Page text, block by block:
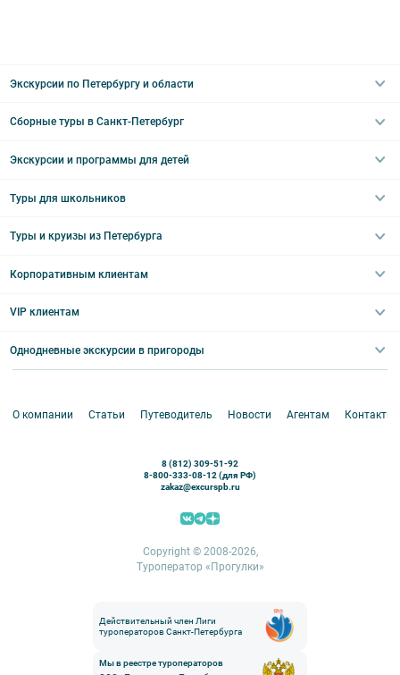
Экскурсии по Петербургу и области
Интерьерные
Ночные групповые экскурсии
Сборные туры в Санкт-Петербург
Туры в Санкт-Петербург на 2 дня
Туры на 5 дней
Экскурсии и программы для детей
Загородные экскурсии
Квесты/Интерактивы
Туры для школьников
Туры в Санкт-Петербург для школьников
Туры и круизы из Петербурга
Круизы
Корпоративным клиентам
Корпоративные мероприятия
Аренда водного транспорта
VIP клиентам
Однодневные экскурсии в пригороды
Кронштадт
Ораниенбаум
Пушкин (Царское село)
Выборг
О компании Статьи Путеводитель Новости Агентам Контакты
8 (812) 309-51-92
8-800-333-08-12 (для РФ)
zakaz@excurspb.ru
Copyright © 2008-2026,
Туроператор «Прогулки»
Действительный член Лиги
туроператоров Санкт-Петербурга
Мы в реестре туроператоров